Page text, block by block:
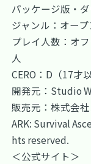
パッケージ版・
ジャンル：オー
プレイ人数：オ
人
CERO：D（17才
開発元：Studio
販売元：株式会
ARK: Survival
hts reserved.
＜公式サイト＞